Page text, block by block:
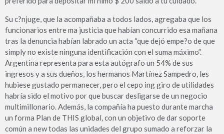
Su c?njuge, que la acompañaba a todos lados, agregaba que los
funcionarios entre ma justicia que habían concurrido esa mañana
tras la denuncia habían labrado un acta “que dejó empe?o de que
simply no existe ninguna identificación con el suma máximo”.
Argentina representa para esta autógrafo un 54% de sus
ingresos y a sus dueños, los hermanos Martínez Sampedro, les
hubiese gustado permanecer, pero el cepo ing giro de utilidades
habría sido el motivo por que buscar desligarse de un negocio
multimillonario. Además, la compañía ha puesto durante marcha
un forma Plan de THIS global, con un objetivo de dar soporte
común a new todas las unidades del grupo sumado a reforzar la